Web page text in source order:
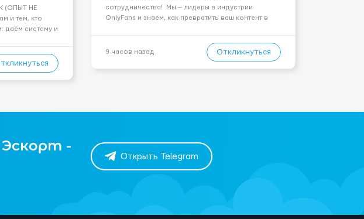
(ОПЫТ НЕ
и тем, кто
даём систему и
по
от
сотрудничества! Мы — лидеры в индустрии
OnlyFans и знаем, как превратить ваш контент в
долгосрочному сотрудничеству, у вас есть
уникальная возможность присоединить...
9 часов назад Откликнуться
-
Открыть Telegram